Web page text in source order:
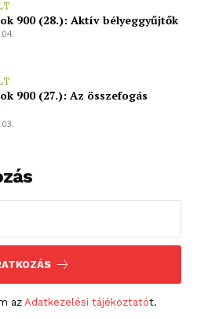
900 (28.): Aktív bélyeggyűjtők
900 (27.): Az összefogás
az Adatkezelési tájékoztatót.